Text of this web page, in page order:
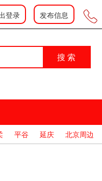
登录 发布信息 登录
搜 索
平谷 延庆 北京周边